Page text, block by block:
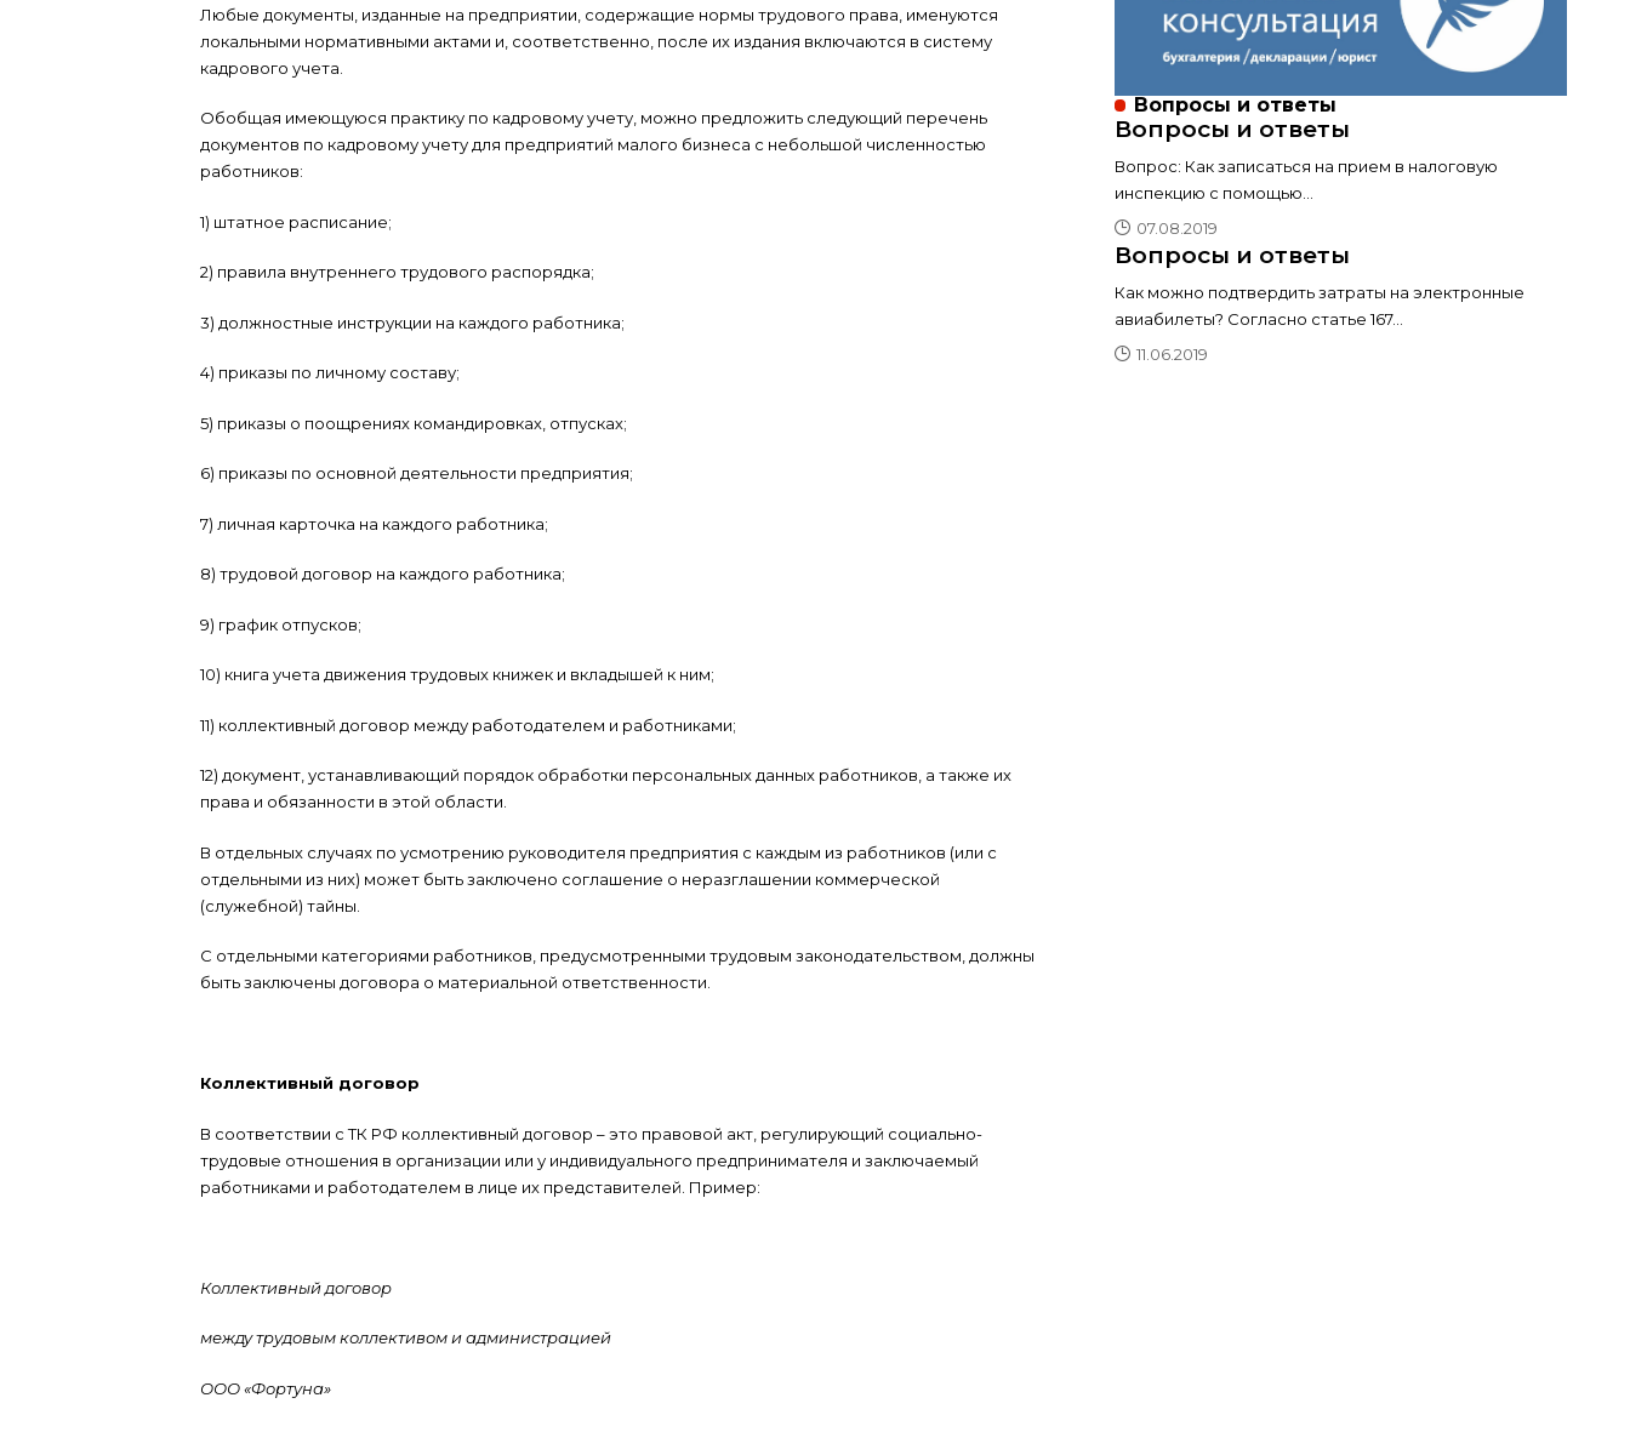
Любые документы, изданные на предприятии, содержащие нормы трудового права, именуются
локальными нормативными актами и, соответственно, после их издания включаются в систему
кадрового учета.
Обобщая имеющуюся практику по кадровому учету, можно предложить следующий перечень
документов по кадровому учету для предприятий малого бизнеса с небольшой численностью
работников:
1) штатное расписание;
2) правила внутреннего трудового распорядка;
3) должностные инструкции на каждого работника;
4) приказы по личному составу;
5) приказы о поощрениях командировках, отпусках;
6) приказы по основной деятельности предприятия;
7) личная карточка на каждого работника;
8) трудовой договор на каждого работника;
9) график отпусков;
10) книга учета движения трудовых книжек и вкладышей к ним;
11) коллективный договор между работодателем и работниками;
12) документ, устанавливающий порядок обработки персональных данных работников, а также их
права и обязанности в этой области.
В отдельных случаях по усмотрению руководителя предприятия с каждым из работников (или с
отдельными из них) может быть заключено соглашение о неразглашении коммерческой
(служебной) тайны.
С отдельными категориями работников, предусмотренными трудовым законодательством, должны
быть заключены договора о материальной ответственности.
Коллективный договор
В соответствии с ТК РФ коллективный договор – это правовой акт, регулирующий социально-
трудовые отношения в организации или у индивидуального предпринимателя и заключаемый
работниками и работодателем в лице их представителей. Пример:
Коллективный договор
между трудовым коллективом и администрацией
ООО «Фортуна»
Вопросы и ответы
Вопросы и ответы
Вопрос: Как записаться на прием в налоговую
инспекцию с помощью
07.08.2019
Вопросы и ответы
Как можно подтвердить затраты на электронные
авиабилеты? Согласно статье 167…
11.06.2019